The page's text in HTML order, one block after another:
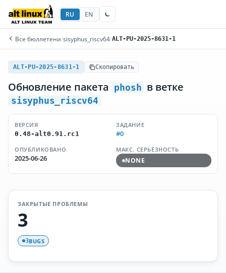
RU EN
Все бюллетени/sisyphus_riscv64/ALT-PU-2025-8631-1
ALT-PU-2025-8631-1 Скопировать
Обновление пакета phosh в ветке
sisyphus_riscv64
ВЕРСИЯ
0.48-alt0.91.rc1
ЗАДАНИЕ
#0
ОПУБЛИКОВАНО
2025-06-26
МАКС. СЕРЬЁЗНОСТЬ
NONE
ЗАКРЫТЫЕ ПРОБЛЕМЫ
3
3BUGS